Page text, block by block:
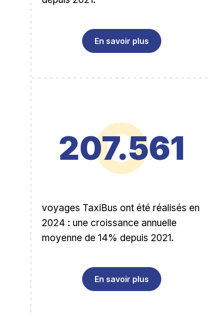
En savoir plus
207.561
voyages TaxiBus ont été réalisés en
2024 : une croissance annuelle
moyenne de 14% depuis 2021.
En savoir plus